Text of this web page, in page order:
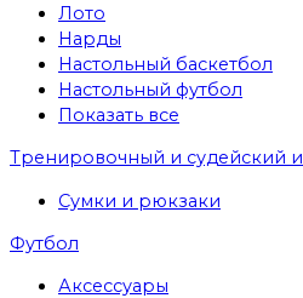
Лото
Нарды
Настольный баскетбол
Настольный футбол
Показать все
Тренировочный и судейский
Сумки и рюкзаки
Футбол
Аксессуары